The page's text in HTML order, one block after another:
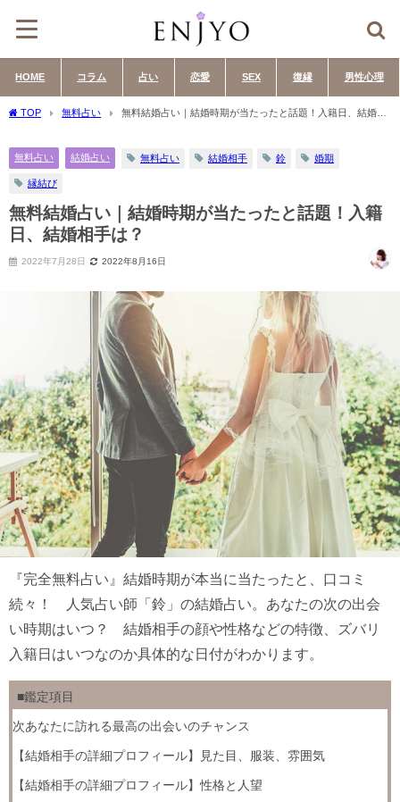
HOME コラム 占い 恋愛 SEX 復縁 男性心理
TOP 無料占い
無料結婚占い｜結婚時期が当たったと話題！入籍日、結婚相
無料占い 結婚占い 無料占い 結婚相手 鈴 婚期
縁結び
無料結婚占い｜結婚時期が当たったと話題！入籍
日、結婚相手は？
2022年7月28日 2022年8月16日
『完全無料占い』結婚時期が本当に当たったと、口コミ
続々！ 人気占い師「鈴」の結婚占い。あなたの次の出会
い時期はいつ？ 結婚相手の顔や性格などの特徴、ズバリ
入籍日はいつなのか具体的な日付がわかります。
■鑑定項目
次あなたに訪れる最高の出会いのチャンス
【結婚相手の詳細プロフィール】見た目、服装、雰囲気
【結婚相手の詳細プロフィール】性格と人望